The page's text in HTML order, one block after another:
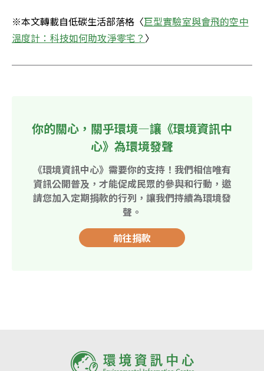
※本文轉載自低碳生活部落格〈巨型實驗室與會飛的空中
溫度計：科技如何助攻淨零宅？ 〉
你的關心，關乎環境—讓《環境資訊中
心》為環境發聲
《環境資訊中心》需要你的支持！我們相信唯有
資訊公開普及，才能促成民眾的參與和行動，邀
請您加入定期捐款的行列，讓我們持續為環境發
聲。
前往捐款